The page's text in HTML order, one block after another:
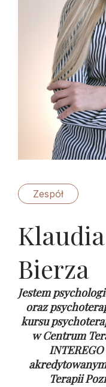
Zespół
Bierza
Jestem
oraz
kursu
wCentrum
Terapii